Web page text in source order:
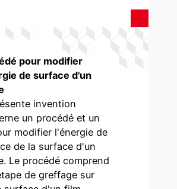
pour modifier
de surface d'un
invention
un procédé et un
modifier l'énergie de
de la surface d'un
Le procédé comprend
de greffage sur